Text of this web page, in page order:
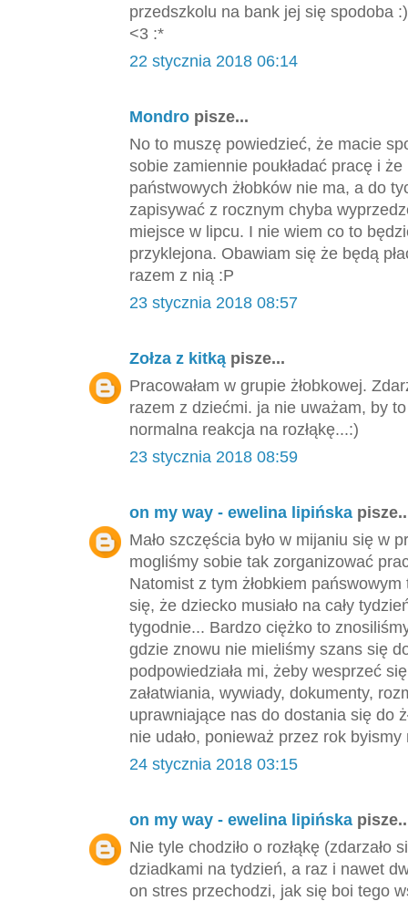
przedszkolu na bank jej się spodoba
<3 :*
22 stycznia 2018 06:14
Mondro pisze...
No to muszę powiedzieć, że macie
sobie zamiennie poukładać pracę i
państwowych żłobków nie ma, a do
zapisywać z rocznym chyba
miejsce w lipcu. I nie wiem co to
przyklejona. Obawiam się że będą
razem z nią :P
23 stycznia 2018 08:57
Zołza z kitką pisze...
Pracowałam w grupie żłobkowej.
razem z dziećmi. ja nie uważam, by
normalna reakcja na rozłąkę...:)
23 stycznia 2018 08:59
on my way - ewelina lipińska
Mało szczęścia było w mijaniu się w
mogliśmy sobie tak zorganizować
Natomist z tym żłobkiem pańswowym
się, że dziecko musiało na cały
tygodnie... Bardzo ciężko to
gdzie znowu nie mieliśmy szans się
podpowiedziała mi, żeby wesprzeć
załatwiania, wywiady, dokumenty,
uprawniające nas do dostania się do
nie udało, ponieważ przez rok
24 stycznia 2018 03:15
on my way - ewelina lipińska
Nie tyle chodziło o rozłąkę (zdarzało
dziadkami na tydzień, a raz i nawet
on stres przechodzi, jak się boi tego